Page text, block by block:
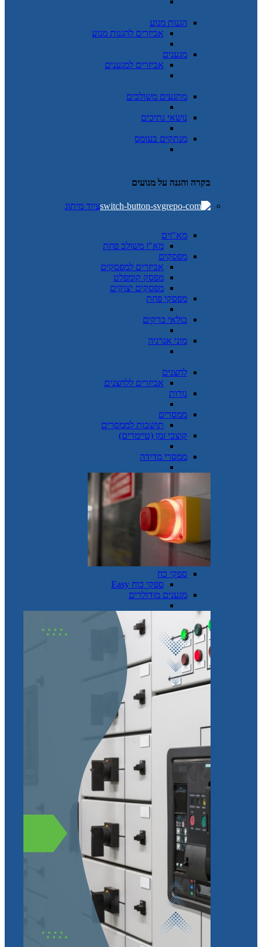
הגנות מנוע
אביזרים להגנות מנוע
מגענים
אביזרים למגענים
מתנעים משולבים
נושאי נתיכים
מנתקים בעומס
בקרה והגנה על מנועים
ציוד מיתוג
מא"זים
מא"ז משולב פחת
מפסקים
אביזרים למפסקים
מפסק קומפלט
מפסקים יצוקים
מפסקי פחת
כולאי ברקים
מוני אנרגיה
לחצנים
אביזרים ללחצנים
נורות
ממסרים
תושבות לממסרים
קוצבי זמן (טיימרים)
ממסרי מדידה
ספקי כח
ספקי כוח Easy
מגענים מודולרים